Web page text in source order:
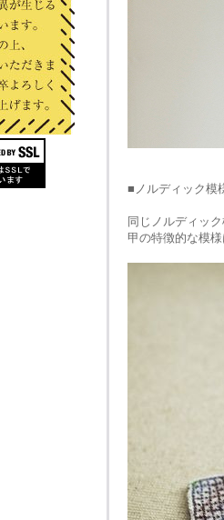
■ノルディック模
同じノルディッ
甲の特徴的な模様